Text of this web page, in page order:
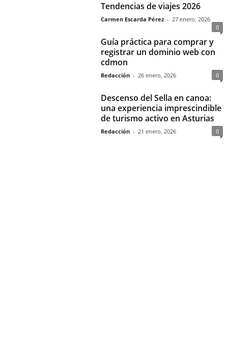
Tendencias de viajes 2026
Carmen Escarda Pérez - 27 enero, 2026
0
Guía práctica para comprar y
registrar un dominio web con
cdmon
Redacción - 26 enero, 2026 0
Descenso del Sella en canoa:
una experiencia imprescindible
de turismo activo en Asturias
Redacción - 21 enero, 2026 0